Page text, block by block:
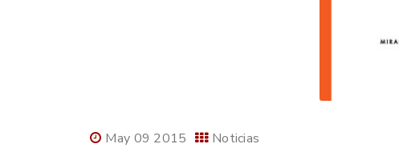
May 09 2015 Noticias